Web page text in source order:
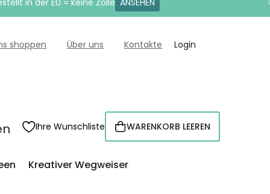
in der EU = keine Zölle ANSEHEN
shoppen Über uns Kontakte Login
Ihre Wunschliste WARENKORB
WARENKORB LEEREN
Kreativer Wegweiser